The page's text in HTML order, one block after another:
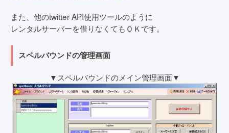
また、他のtwitter API使用ツールのように
レンタルサーバーを借りなくてもＯＫです。
スペルバウンドの管理画面
▼スペルバウンドのメイン管理画面▼